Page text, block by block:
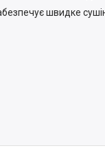
швидке